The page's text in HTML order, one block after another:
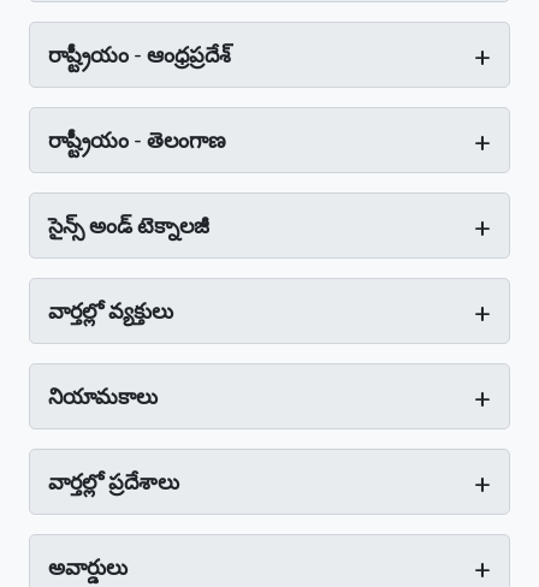
రాష్ట్రీయం - ఆంధ్రప్రదేశ్‌ +
రాష్ట్రీయం - తెలంగాణ +
సైన్స్‌ అండ్‌ టెక్నాలజీ +
వార్తల్లో వ్యక్తులు +
నియామకాలు +
వార్తల్లో ప్రదేశాలు +
అవార్డులు +